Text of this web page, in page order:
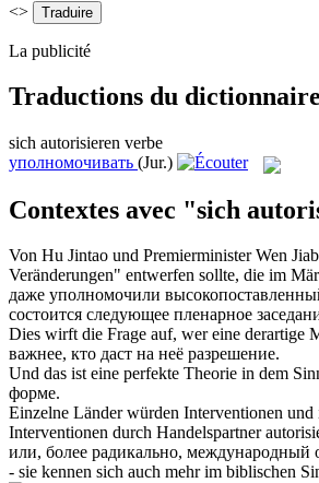
<>
La publicité
Traductions du
sich autorisieren verbe
уполномочивать (Jur.)
Contextes avec "sich
Von Hu Jintao und Premierminister Wen
Veränderungen" entwerfen sollte, die im
даже уполномочили
состоится следующее пленарное
Dies wirft die Frage auf, wer eine derartige
важнее, кто даст на неё разрешение.
Und das ist eine perfekte Theorie in dem
форме.
Einzelne Länder würden Interventionen
Interventionen durch Handelspartner
или, более радикально, международный
- sie kennen sich auch mehr im biblischen